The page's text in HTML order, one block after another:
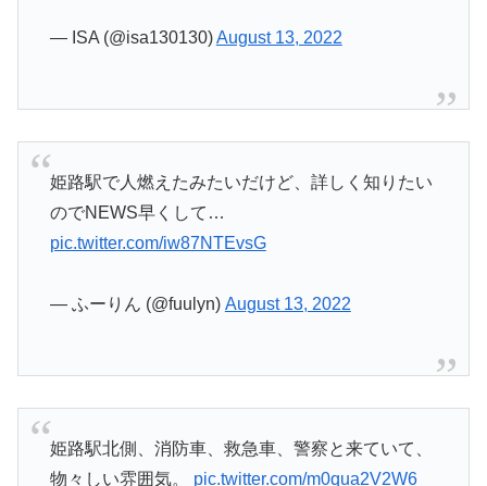
— ISA (@isa130130)August 13, 2022
姫路駅で人燃えたみたいだけど、詳しく知りたい
のでNEWS早くして…
pic.twitter.com/iw87NTEvsG
— ふーりん (@fuulyn) August 13, 2022
姫路駅北側、消防車、救急車、警察と来ていて、
物々しい雰囲気。 pic.twitter.com/m0qua2V2W6